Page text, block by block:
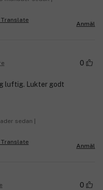
Anmäl
0
luftig. Lukter godt
sedan |
Anmäl
0